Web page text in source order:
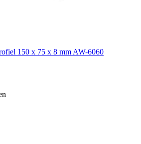
150 x 75 x 8 mm AW-6060